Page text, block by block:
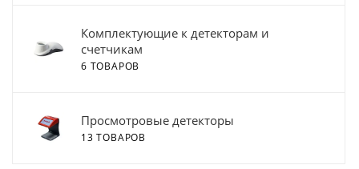
Комплектующие к детекторам и
счетчикам
6 ТОВАРОВ
Просмотровые детекторы
13 ТОВАРОВ